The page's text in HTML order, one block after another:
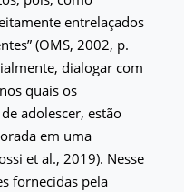
entrelaçados
(OMS, 2002, p.
dialogar com
quais os
adolescer, estão
em uma
et al., 2019). Nesse
fornecidas pela